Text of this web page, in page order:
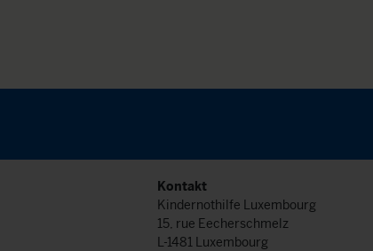
Kontakt
Kindernothilfe Luxembourg
15, rue Eecherschmelz
L-1481 Luxembourg